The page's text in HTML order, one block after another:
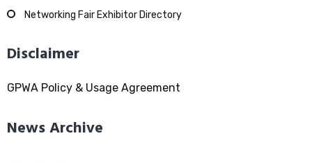
Networking Fair Exhibitor Directory
Disclaimer
GPWA Policy & Usage Agreement
News Archive